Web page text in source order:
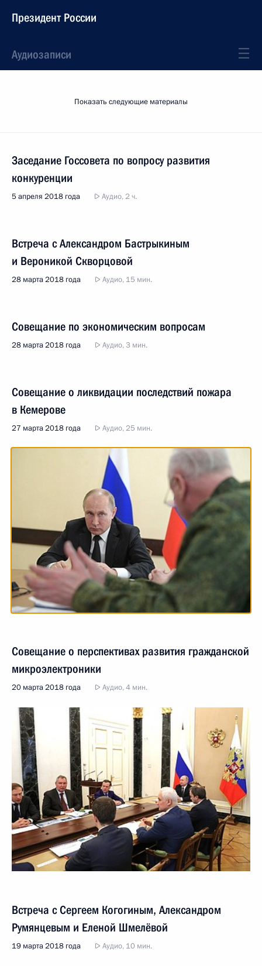
Президент России
Аудиозаписи
Показать следующие материалы
Заседание Госсовета по вопросу развития
конкуренции
5 апреля 2018 года Аудио, 2 ч.
Встреча с Александром Бастрыкиным
и Вероникой Скворцовой
28 марта 2018 года Аудио, 15 мин.
Совещание по экономическим вопросам
28 марта 2018 года Аудио, 3 мин.
Совещание о ликвидации последствий пожара
в Кемерове
27 марта 2018 года Аудио, 25 мин.
Совещание о перспективах развития гражданской
микроэлектроники
20 марта 2018 года Аудио, 4 мин.
Встреча с Сергеем Когогиным, Александром
Румянцевым и Еленой Шмелёвой
19 марта 2018 года Аудио, 10 мин.